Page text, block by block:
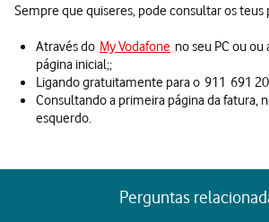
Sempre que quiseres, pode consultar os teus
Através do My Vodafone no seu PC ou ou
página inicial;;
Ligando gratuitamente para o 911 691
Consultando a primeira página da fatura,
esquerdo.
Perguntas